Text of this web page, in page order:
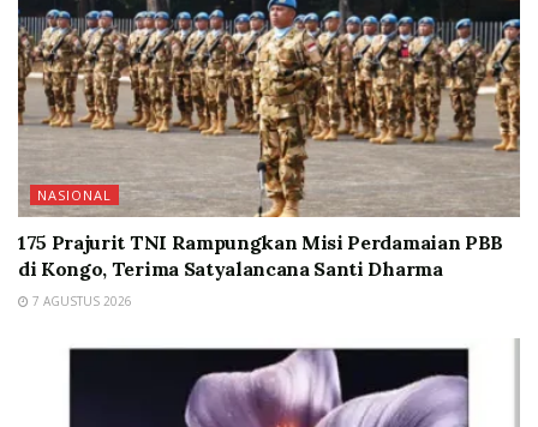
NASIONAL
175 Prajurit TNI Rampungkan Misi Perdamaian PBB
di Kongo, Terima Satyalancana Santi Dharma
7 AGUSTUS 2026